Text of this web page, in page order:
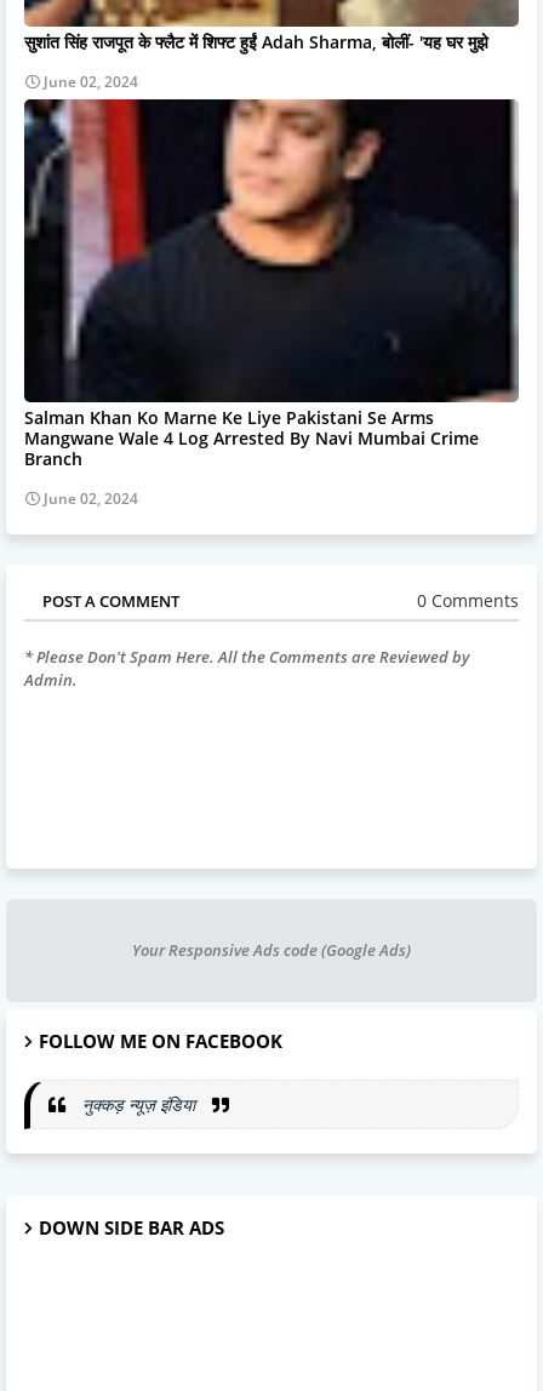
सुशांत सिंह राजपूत के फ्लैट में शिफ्ट हुईं Adah Sharma, बोलीं- 'यह घर मुझे
June 02, 2024
Salman Khan Ko Marne Ke Liye Pakistani Se Arms
Mangwane Wale 4 Log Arrested By Navi Mumbai Crime
Branch
June 02, 2024
POST A COMMENT 0 Comments
* Please Don't Spam Here. All the Comments are Reviewed by
Admin.
Your Responsive Ads code (Google Ads)
FOLLOW ME ON FACEBOOK
नुक्कड़ न्यूज़ इंडिया
DOWN SIDE BAR ADS